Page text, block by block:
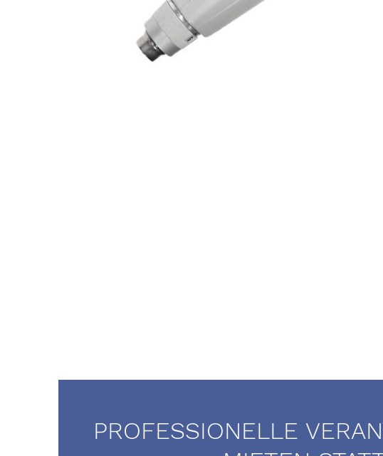
PROFESSIONELLE